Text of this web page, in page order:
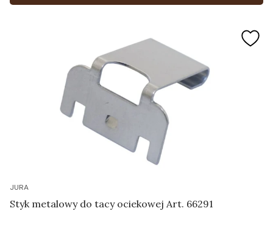
JURA
Styk metalowy do tacy ociekowej Art. 66291